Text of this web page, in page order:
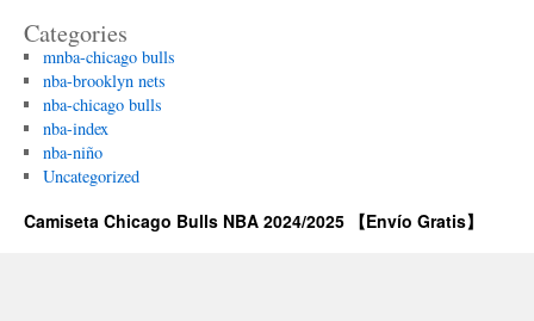
Categories
mnba-chicago bulls
nba-brooklyn nets
nba-chicago bulls
nba-index
nba-niño
Uncategorized
Camiseta Chicago Bulls NBA 2024/2025 【Envío Gratis】